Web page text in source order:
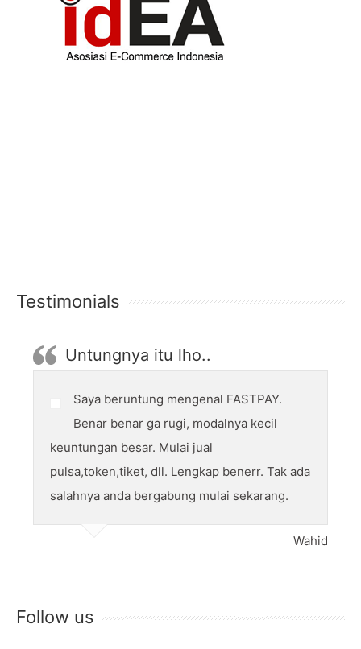
Testimonials
Untungnya itu lho..
Saya beruntung mengenal FASTPAY.
Benar benar ga rugi, modalnya kecil
keuntungan besar. Mulai jual
pulsa,token,tiket, dll. Lengkap benerr. Tak ada
salahnya anda bergabung mulai sekarang.
Wahid
Follow us